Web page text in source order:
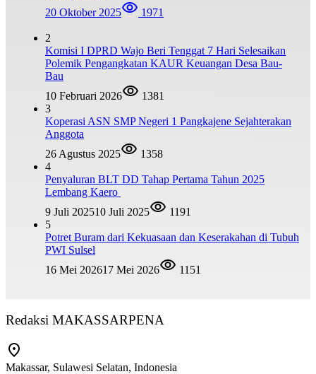
20 Oktober 2025
1971
2
Komisi I DPRD Wajo Beri Tenggat 7 Hari Selesaikan
Polemik Pengangkatan KAUR Keuangan Desa Bau-
Bau
10 Februari 2026
1381
3
Koperasi ASN SMP Negeri 1 Pangkajene Sejahterakan
Anggota
26 Agustus 2025
1358
4
Penyaluran BLT DD Tahap Pertama Tahun 2025
Lembang Kaero
9 Juli 202510 Juli 2025
1191
5
Potret Buram dari Kekuasaan dan Keserakahan di Tubuh
PWI Sulsel
16 Mei 202617 Mei 2026 1151
Redaksi MAKASSARPENA
Makassar, Sulawesi Selatan, Indonesia